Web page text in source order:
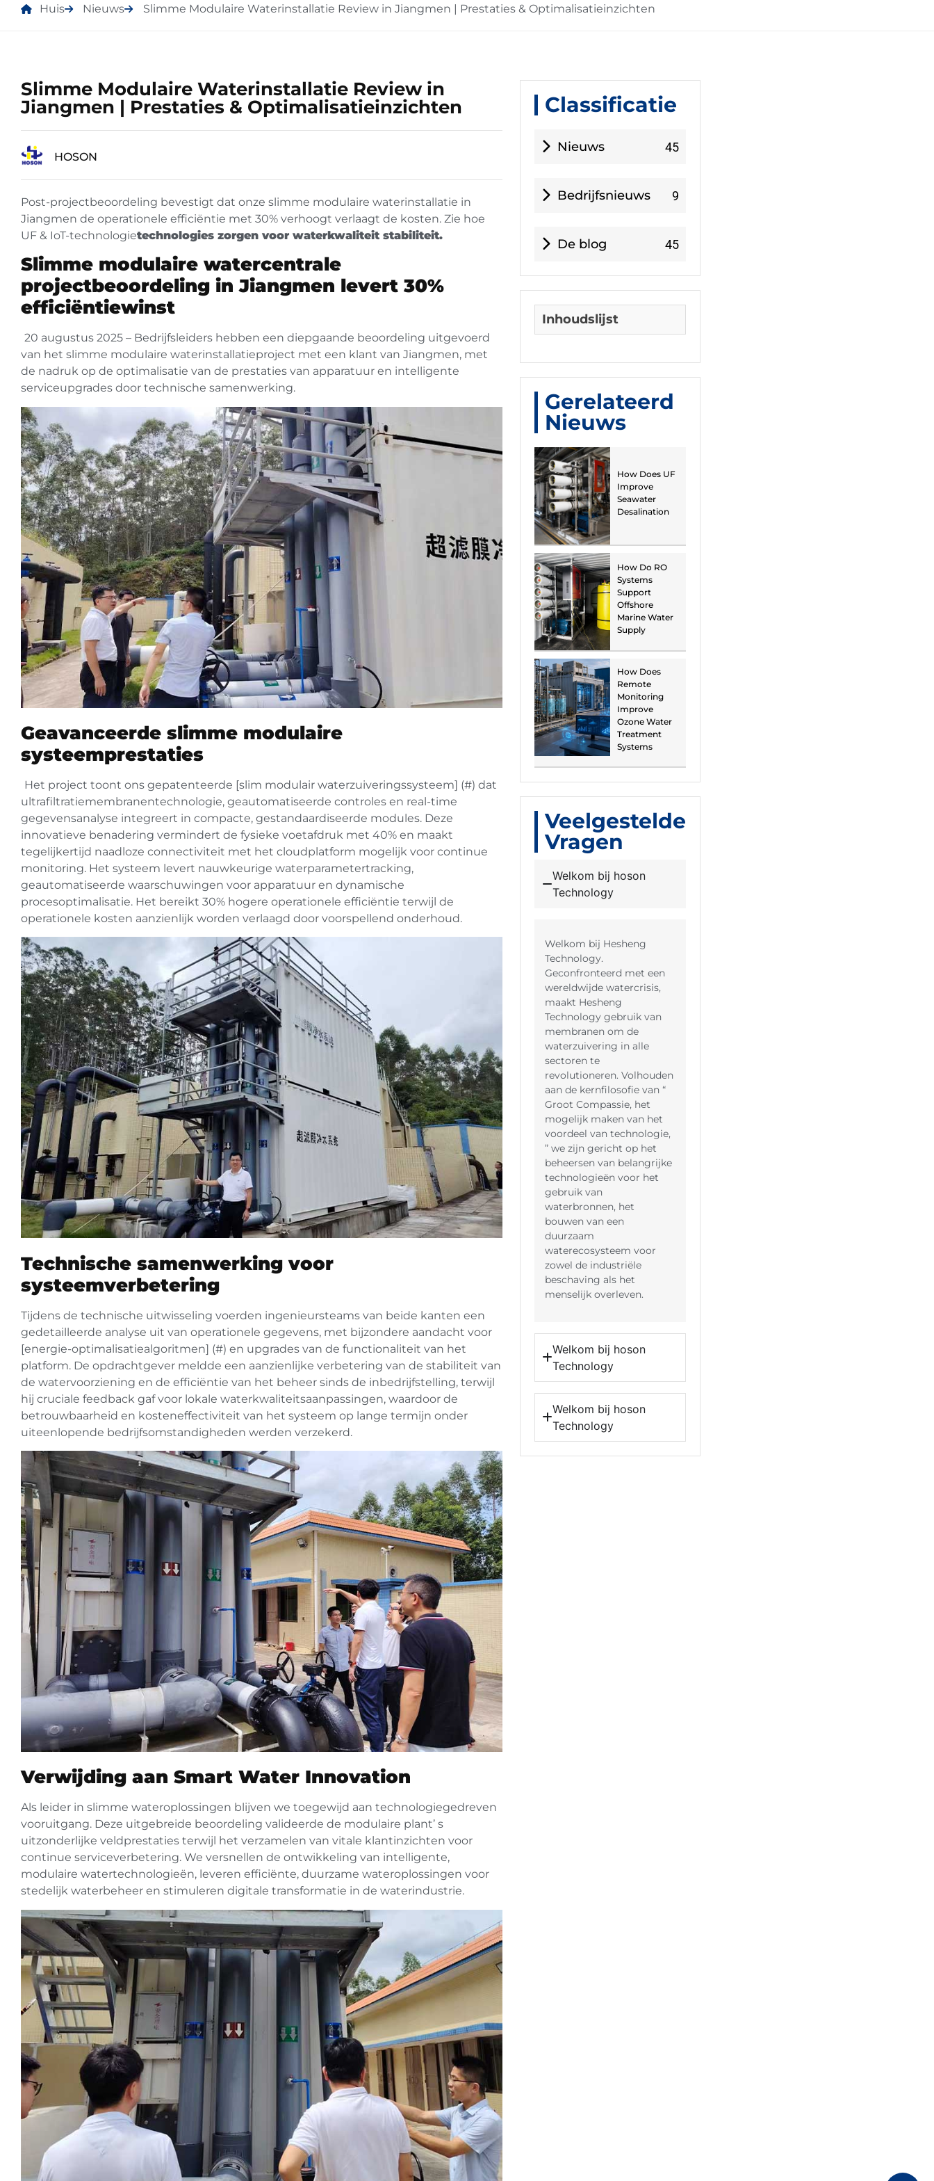
Huis Nieuws Slimme Modulaire Waterinstallatie Review in Jiangmen | Prestaties & Optimalisatieinzichten
Slimme Modulaire Waterinstallatie Review in
Jiangmen | Prestaties & Optimalisatieinzichten
HOSON
Post-projectbeoordeling bevestigt dat onze slimme modulaire waterinstallatie in
Jiangmen de operationele efficiëntie met 30% verhoogt verlaagt de kosten. Zie hoe
UF & IoT-technologietechnologies zorgen voor waterkwaliteit stabiliteit.
Slimme modulaire watercentrale
projectbeoordeling in Jiangmen levert 30%
efficiëntiewinst
20 augustus 2025 – Bedrijfsleiders hebben een diepgaande beoordeling uitgevoerd
van het slimme modulaire waterinstallatieproject met een klant van Jiangmen, met
de nadruk op de optimalisatie van de prestaties van apparatuur en intelligente
serviceupgrades door technische samenwerking.
Geavanceerde slimme modulaire
systeemprestaties
Het project toont ons gepatenteerde [slim modulair waterzuiveringssysteem] (#) dat
ultrafiltratiemembranentechnologie, geautomatiseerde controles en real-time
gegevensanalyse integreert in compacte, gestandaardiseerde modules. Deze
innovatieve benadering vermindert de fysieke voetafdruk met 40% en maakt
tegelijkertijd naadloze connectiviteit met het cloudplatform mogelijk voor continue
monitoring. Het systeem levert nauwkeurige waterparametertracking,
geautomatiseerde waarschuwingen voor apparatuur en dynamische
procesoptimalisatie. Het bereikt 30% hogere operationele efficiëntie terwijl de
operationele kosten aanzienlijk worden verlaagd door voorspellend onderhoud.
Technische samenwerking voor
systeemverbetering
Tijdens de technische uitwisseling voerden ingenieursteams van beide kanten een
gedetailleerde analyse uit van operationele gegevens, met bijzondere aandacht voor
[energie-optimalisatiealgoritmen] (#) en upgrades van de functionaliteit van het
platform. De opdrachtgever meldde een aanzienlijke verbetering van de stabiliteit van
de watervoorziening en de efficiëntie van het beheer sinds de inbedrijfstelling, terwijl
hij cruciale feedback gaf voor lokale waterkwaliteitsaanpassingen, waardoor de
betrouwbaarheid en kosteneffectiviteit van het systeem op lange termijn onder
uiteenlopende bedrijfsomstandigheden werden verzekerd.
Verwijding aan Smart Water Innovation
Als leider in slimme wateroplossingen blijven we toegewijd aan technologiegedreven
vooruitgang. Deze uitgebreide beoordeling valideerde de modulaire plant’ s
uitzonderlijke veldprestaties terwijl het verzamelen van vitale klantinzichten voor
continue serviceverbetering. We versnellen de ontwikkeling van intelligente,
modulaire watertechnologieën, leveren efficiënte, duurzame wateroplossingen voor
stedelijk waterbeheer en stimuleren digitale transformatie in de waterindustrie.
Classificatie
Nieuws 45
Bedrijfsnieuws 9
De blog 45
Inhoudslijst
Gerelateerd
Nieuws
How Does UF
Improve
Seawater
Desalination
How Do RO
Systems
Support
Offshore
Marine Water
Supply
How Does
Remote
Monitoring
Improve
Ozone Water
Treatment
Systems
Veelgestelde
Vragen
Welkom bij hoson
Technology
Welkom bij Hesheng
Technology.
Geconfronteerd met een
wereldwijde watercrisis,
maakt Hesheng
Technology gebruik van
membranen om de
waterzuivering in alle
sectoren te
revolutioneren. Volhouden
aan de kernfilosofie van “
Groot Compassie, het
mogelijk maken van het
voordeel van technologie,
” we zijn gericht op het
beheersen van belangrijke
technologieën voor het
gebruik van
waterbronnen, het
bouwen van een
duurzaam
waterecosysteem voor
zowel de industriële
beschaving als het
menselijk overleven.
Welkom bij hoson
Technology
Welkom bij hoson
Technology